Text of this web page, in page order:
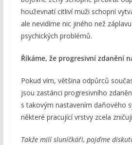
houževnatí citliví muži schopní
ale nevidíme nic jiného než
psychických problémů.
Říkáme, že progresivní zdanění
Pokud vím, většina odpůrců
jsou zastánci progresivního
s takovým nastavením daňového
některé pracující vrstvy zcela
Takže milí sluníčkáři, pojďme